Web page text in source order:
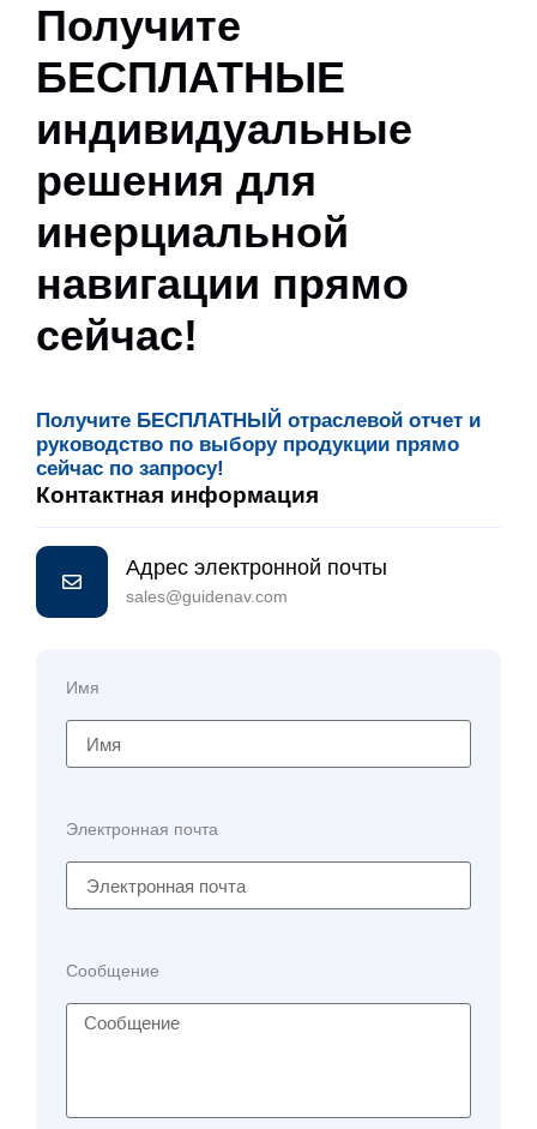
Получите
БЕСПЛАТНЫЕ
индивидуальные
решения для
инерциальной
навигации прямо
сейчас!
Получите БЕСПЛАТНЫЙ отраслевой отчет и
руководство по выбору продукции прямо
сейчас по запросу!
Контактная информация
Адрес электронной почты
sales@guidenav.com
Имя
Электронная почта
Сообщение